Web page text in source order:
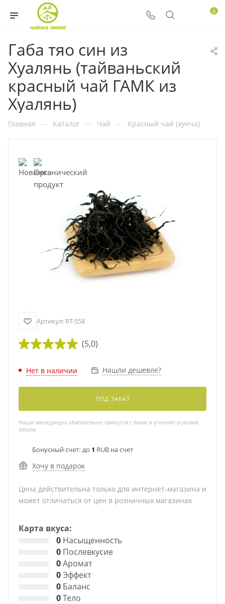
0
Габа тяо син из
Хуалянь (тайваньский
красный чай ГАМК из
Хуалянь)
Главная — Каталог — Чай — Красный чай (хунча)
Артикул: RT-558
(5,0)
Нет в наличии Нашли дешевле?
ПОД ЗАКАЗ
Наши менеджеры обязательно свяжутся с вами и уточнят условия
заказа
Бонусный счет: до 1 RUB на счет
Хочу в подарок
Цена действительна только для интернет-магазина и
может отличаться от цен в розничных магазинах
Карта вкуса:
0 Насыщенность
0 Послевкусие
0Аромат
0Эффект
0 Баланс
0Тело